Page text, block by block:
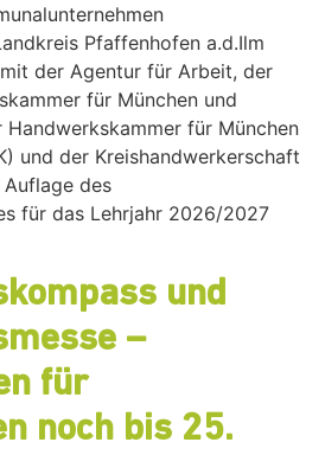
Pfaffenhofen a.d.Ilm
der Agentur für Arbeit, der
für München und
Handwerkskammer für München
und der Kreishandwerkerschaft
des
für das Lehrjahr 2026/2027
und
–
für
noch bis 25.